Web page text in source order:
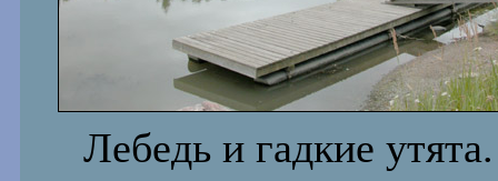
Лебедь и гадкие утята.